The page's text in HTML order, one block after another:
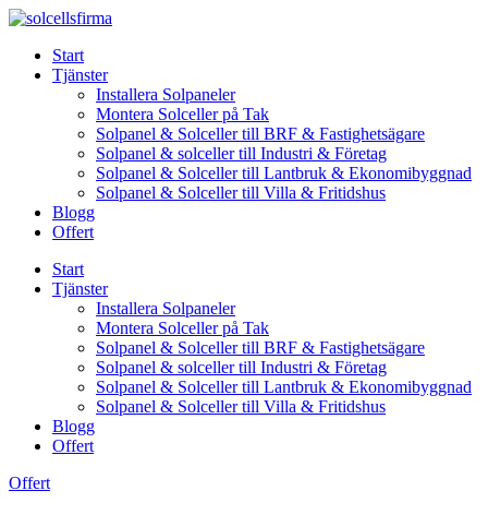
Skip
contentStart
Tjänster
Installera Solpaneler
Montera Solceller på Tak
Solpanel & Solceller till BRF & Fastighetsägare
Solpanel & solceller till Industri & Företag
Solpanel & Solceller till Lantbruk & Ekonomibyggnad
Solpanel & Solceller till Villa & Fritidshus
Blogg
Offert
Start
Tjänster
Installera Solpaneler
Montera Solceller på Tak
Solpanel & Solceller till BRF & Fastighetsägare
Solpanel & solceller till Industri & Företag
Solpanel & Solceller till Lantbruk & Ekonomibyggnad
Solpanel & Solceller till Villa & Fritidshus
Blogg
Offert
Offert